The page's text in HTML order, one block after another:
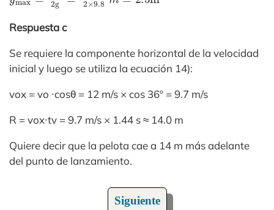
Respuesta c
Se requiere la componente horizontal de la velocidad
inicial y luego se utiliza la ecuación 14):
vox = vo ∙cosθ = 12 m/s × cos 36º = 9.7 m/s
R = vox∙tv = 9.7 m/s × 1.44 s ≈ 14.0 m
Quiere decir que la pelota cae a 14 m más adelante
del punto de lanzamiento.
Siguiente